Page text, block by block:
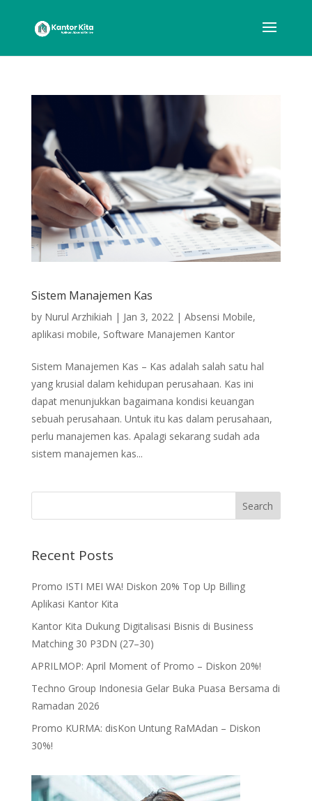
Sistem Manajemen Kas
by Nurul Arzhikiah | Jan 3, 2022| Absensi Mobile,
aplikasi mobile, Software Manajemen Kantor
Sistem Manajemen Kas – Kas adalah salah satu hal
yang krusial dalam kehidupan perusahaan. Kas ini
dapat menunjukkan bagaimana kondisi keuangan
sebuah perusahaan. Untuk itu kas dalam perusahaan,
perlu manajemen kas. Apalagi sekarang sudah ada
sistem manajemen kas...
Recent Posts
Promo ISTI MEI WA! Diskon 20% Top Up Billing
Aplikasi Kantor Kita
Kantor Kita Dukung Digitalisasi Bisnis di Business
Matching 30 P3DN (27–30)
APRILMOP: April Moment of Promo – Diskon 20%!
Techno Group Indonesia Gelar Buka Puasa Bersama di
Ramadan 2026
Promo KURMA: disKon Untung RaMAdan – Diskon
30%!